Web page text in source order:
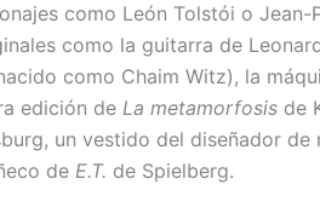
como León Tolstói o Jean-
como la guitarra de
como Chaim Witz), la
edición de La metamorfosis de
un vestido del diseñador de
de E.T. de Spielberg.